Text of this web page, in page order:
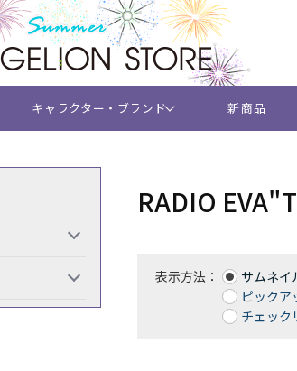
キャラクター・ブランド 新商品
RADIO
表示方法： サムネイ
ピックア
チェック